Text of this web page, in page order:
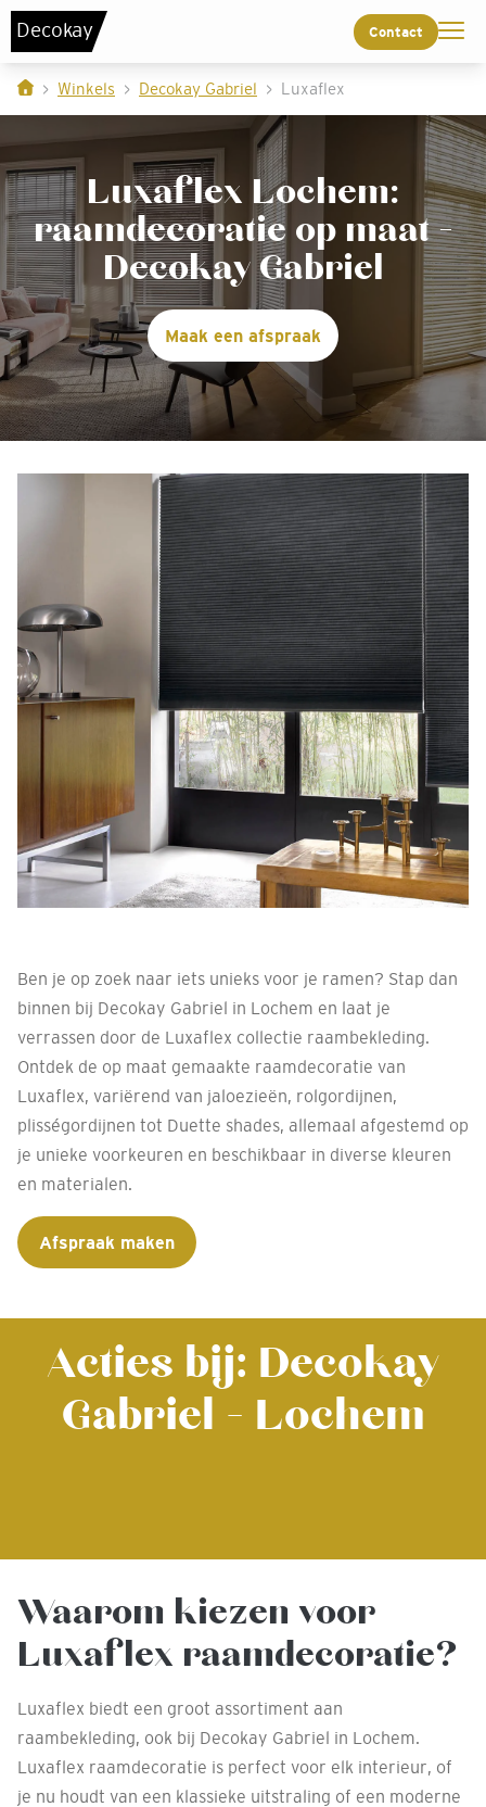
Decokay Contact
Winkels Decokay Gabriel Luxaflex
Luxaflex Lochem:
raamdecoratie op maat -
Decokay Gabriel
Maak een afspraak
Ben je op zoek naar iets unieks voor je ramen? Stap dan
binnen bij Decokay Gabriel in Lochem en laat je
verrassen door de Luxaflex collectie raambekleding.
Ontdek de op maat gemaakte raamdecoratie van
Luxaflex, variërend van jaloezieën, rolgordijnen,
plisségordijnen tot Duette shades, allemaal afgestemd op
je unieke voorkeuren en beschikbaar in diverse kleuren
en materialen.
Afspraak maken
Acties bij: Decokay
Gabriel - Lochem
Waarom kiezen voor
Luxaflex raamdecoratie?
Luxaflex biedt een groot assortiment aan
raambekleding, ook bij Decokay Gabriel in Lochem.
Luxaflex raamdecoratie is perfect voor elk interieur, of
je nu houdt van een klassieke uitstraling of een moderne